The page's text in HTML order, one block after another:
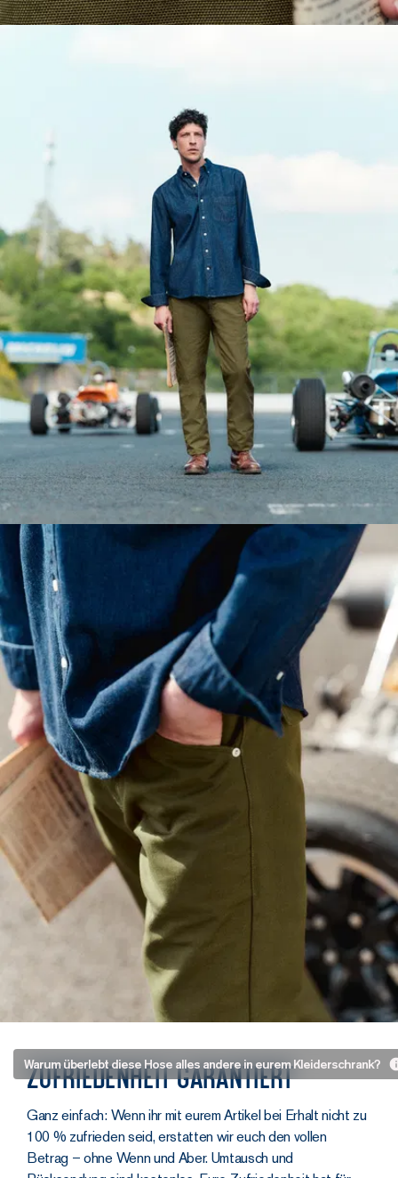
die eure Hose
Bestimmt nicht.
Warum überlebt diese Hose alles andere in eurem Kleiderschrank?
Weil wir sie
für die
Ewigkeit
gemacht
haben
Zufriedenheit garantiert
Ganz einfach: Wenn ihr mit eurem Artikel bei Erhalt nicht zu
100 % zufrieden seid, erstatten wir euch den vollen
Betrag – ohne Wenn und Aber. Umtausch und